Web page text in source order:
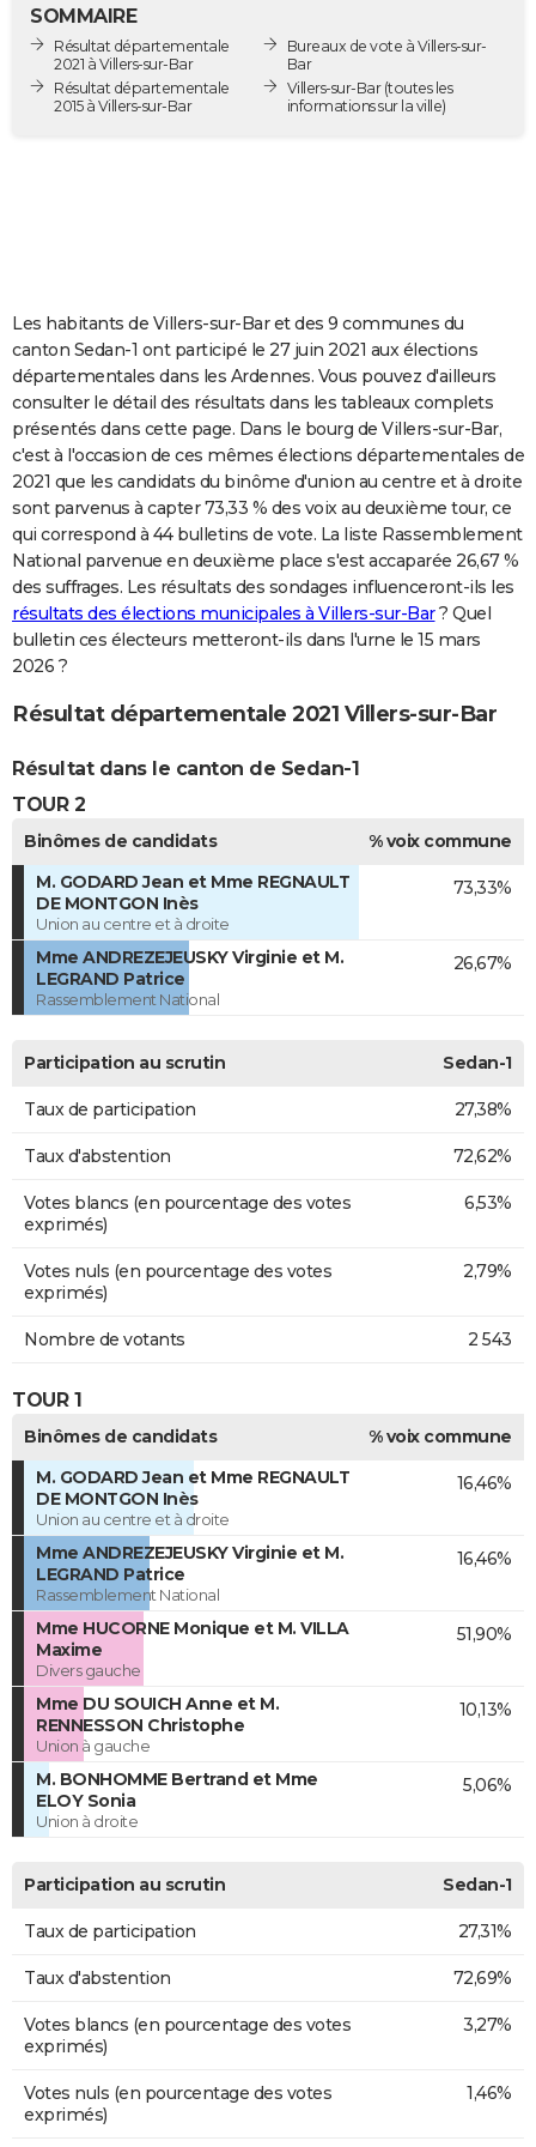
Destinations
City break
Voyage nature
Voyage de noces
Forum
Climat
GUIDES D'ACHAT
COPAINS D'AVANT
AVIS DE DÉCÈS
Bricolage
Lifestyle
Culture
Sport
Auto
Television
Voyage
Cinema
SOMMAIRE
Résultat départementale
2021 à Villers-sur-Bar
Résultat départementale
2015 à Villers-sur-Bar
Bureaux de vote à Villers-sur-
Bar
Villers-sur-Bar(toutes les
informations sur la ville)
Les habitants de Villers-sur-Bar et des 9 communes du
canton Sedan-1 ont participé le 27 juin 2021 aux élections
départementales dans les Ardennes. Vous pouvez d'ailleurs
consulter le détail des résultats dans les tableaux complets
présentés dans cette page. Dans le bourg de Villers-sur-Bar,
c'est à l'occasion de ces mêmes élections départementales de
2021 que les candidats du binôme d'union au centre et à droite
sont parvenus à capter 73,33 % des voix au deuxième tour, ce
qui correspond à 44 bulletins de vote. La liste Rassemblement
National parvenue en deuxième place s'est accaparée 26,67 %
des suffrages. Les résultats des sondages influenceront-ils les
résultats des élections municipales à Villers-sur-Bar? Quel
bulletin ces électeurs metteront-ils dans l'urne le 15 mars
2026 ?
Résultat départementale 2021 Villers-sur-Bar
Résultat dans le canton de Sedan-1
TOUR 2
Binômes de candidats
% voix commune
M. GODARD Jean et Mme REGNAULT
DE MONTGON Inès
Union au centre et à droite
73,33%
Mme ANDREZEJEUSKY Virginie et M.
LEGRAND Patrice
Rassemblement National
26,67%
Participation au scrutin Sedan-1
Taux de participation 27,38%
Taux d'abstention 72,62%
Votes blancs (en pourcentage des votes
exprimés)
6,53%
Votes nuls (en pourcentage des votes
exprimés)
2,79%
Nombre de votants 2 543
TOUR 1
Binômes de candidats
% voix commune
M. GODARD Jean et Mme REGNAULT
DE MONTGON Inès
Union au centre et à droite
16,46%
Mme ANDREZEJEUSKY Virginie et M.
LEGRAND Patrice
Rassemblement National
16,46%
Mme HUCORNE Monique et M. VILLA
Maxime
Divers gauche
51,90%
Mme DU SOUICH Anne et M.
RENNESSON Christophe
Union à gauche
10,13%
M. BONHOMME Bertrand et Mme
ELOY Sonia
Union à droite
5,06%
Participation au scrutin Sedan-1
Taux de participation 27,31%
Taux d'abstention 72,69%
Votes blancs (en pourcentage des votes
exprimés)
3,27%
Votes nuls (en pourcentage des votes
exprimés)
1,46%